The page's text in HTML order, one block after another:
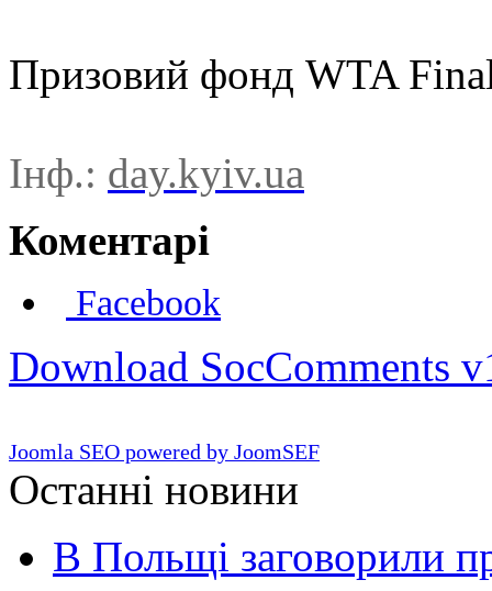
Призовий фонд WTA
Інф.: day.kyiv.ua
Коментарі
Facebook
Download SocComments
Joomla SEO powered by JoomSEF
Останні новини
В Польщі заговорили